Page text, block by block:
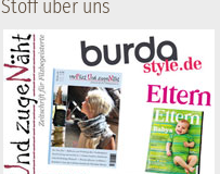
Stoff über uns